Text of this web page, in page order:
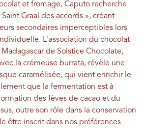
et fromage, Caputo recherche
Graal des accords », créant
secondaires imperceptibles lors
L'association du chocolat
de Solstice Chocolate,
la crémeuse burrata, révèle une
caramélisée, qui vient enrichir le
que la fermentation est à
des fèves de cacao et du
outre son rôle dans la conservation
être inscrit dans nos préférences